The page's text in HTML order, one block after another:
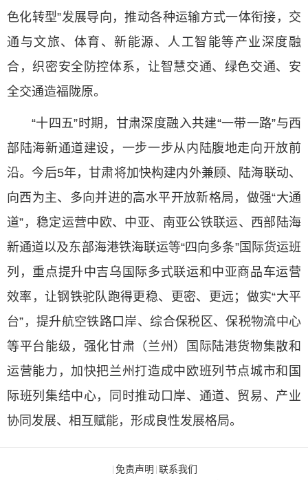
色化转型”发展导向，推动各种运输方式一体衔接，交
通与文旅、体育、新能源、人工智能等产业深度融
合，织密安全防控体系，让智慧交通、绿色交通、安
全交通造福陇原。
“十四五”时期，甘肃深度融入共建“一带一路”与西
部陆海新通道建设，一步一步从内陆腹地走向开放前
沿。今后5年，甘肃将加快构建内外兼顾、陆海联动、
向西为主、多向并进的高水平开放新格局，做强“大通
道”，稳定运营中欧、中亚、南亚公铁联运、西部陆海
新通道以及东部海港铁海联运等“四向多条”国际货运班
列，重点提升中吉乌国际多式联运和中亚商品车运营
效率，让钢铁驼队跑得更稳、更密、更远；做实“大平
台”，提升航空铁路口岸、综合保税区、保税物流中心
等平台能级，强化甘肃（兰州）国际陆港货物集散和
运营能力，加快把兰州打造成中欧班列节点城市和国
际班列集结中心，同时推动口岸、通道、贸易、产业
协同发展、相互赋能，形成良性发展格局。
| 免责声明 | 联系我们